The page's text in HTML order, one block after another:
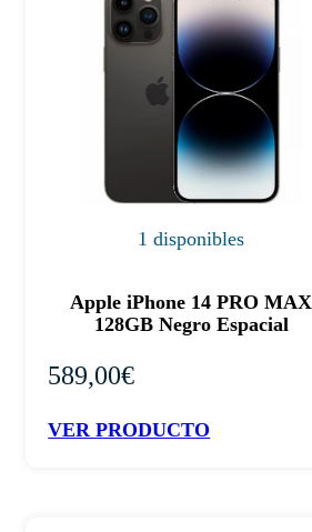
1 disponibles
Apple iPhone 14 PRO MAX
128GB Negro Espacial
589,00€
VER PRODUCTO